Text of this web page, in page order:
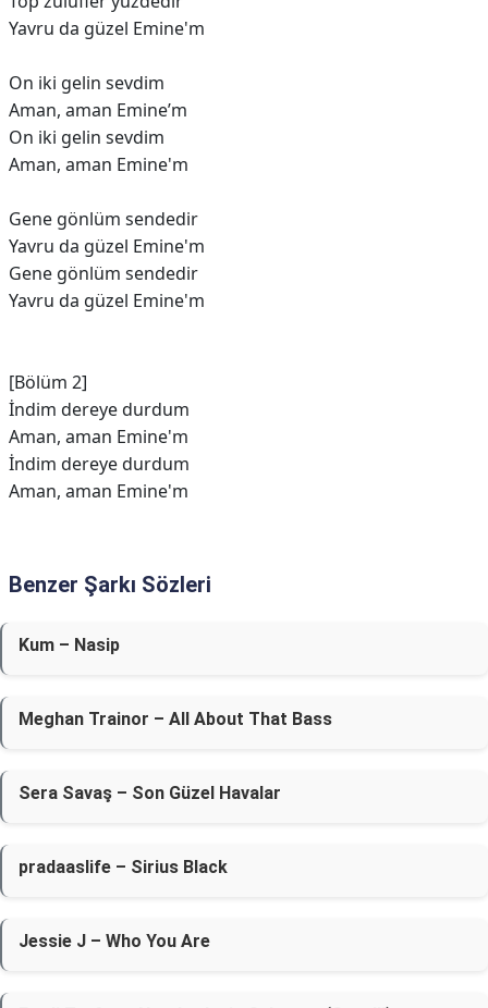
Yavru da güzel Emine'm
On iki gelin sevdim
Aman, aman Emine’m
On iki gelin sevdim
Aman, aman Emine'm
Gene gönlüm sendedir
Yavru da güzel Emine'm
Gene gönlüm sendedir
Yavru da güzel Emine'm
[Bölüm 2]
İndim dereye durdum
Aman, aman Emine'm
İndim dereye durdum
Aman, aman Emine'm
Benzer Şarkı Sözleri
Kum – Nasip
Meghan Trainor – All About That Bass
Sera Savaş – Son Güzel Havalar
​pradaaslife – Sirius Black
Jessie J – Who You Are